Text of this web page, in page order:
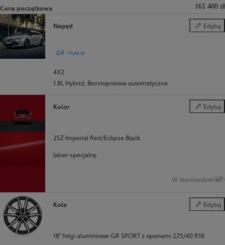
Cena początkowa 161 400 zł
Napęd Edytuj
Napęd
Hybrid
4X2
1.8L Hybrid Bezstopniowa automatyczna
Kolor Edytuj
Kolor
2SZ Imperial Red/Eclipse Black
lakier specjalny
W standardzie
Koła Edytuj
Koła
18" felgi aluminiowe GR SPORT z oponami 225/40 R18